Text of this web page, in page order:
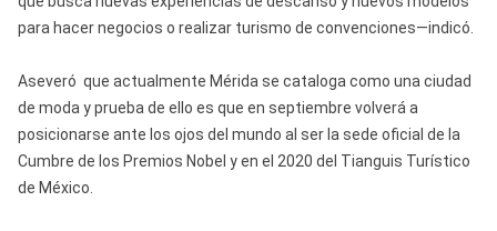
para hacer negocios o realizar turismo de convenciones—indicó.
Aseveró que actualmente Mérida se cataloga como una ciudad
de moda y prueba de ello es que en septiembre volverá a
posicionarse ante los ojos del mundo al ser la sede oficial de la
Cumbre de los Premios Nobel y en el 2020 del Tianguis Turístico
de México.